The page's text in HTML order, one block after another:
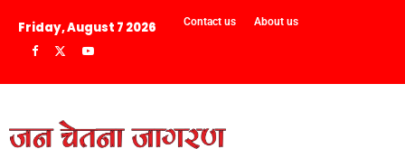
Friday, August 7 2026 Contact us About us